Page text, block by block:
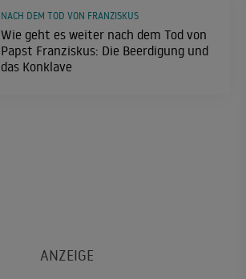
Wie geht es weiter nach dem Tod von
Papst Franziskus: Die Beerdigung und
das Konklave
NACH DEM TOD VON FRANZISKUS